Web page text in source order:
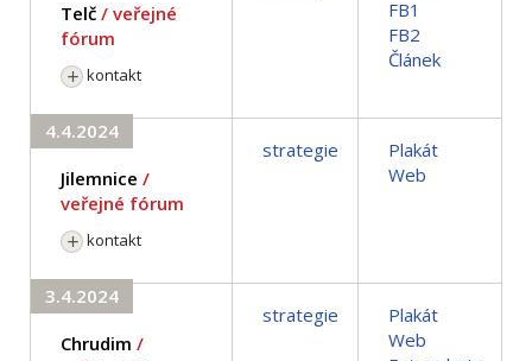
Telč / veřejné
fórum
kontakt
FB1
FB2
Článek
4.4.2024
Jilemnice /
veřejné fórum
kontakt
strategie
Plakát
Web
3.4.2024
Chrudim /
strategie
Plakát
Web